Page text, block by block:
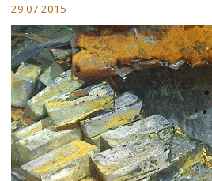
29.07.2015